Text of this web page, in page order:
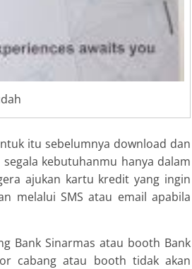
itu sebelumnya download dan
kebutuhanmu hanya dalam
ajukan kartu kredit yang ingin
melalui SMS atau email apabila
Bank Sinarmas atau booth Bank
cabang atau booth tidak akan